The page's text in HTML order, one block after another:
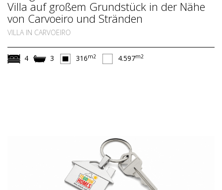
Villa auf großem Grundstück in der Nähe
von Carvoeiro und Stränden
VILLA IN CARVOEIRO
4 3 316m2 4.597m2